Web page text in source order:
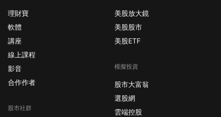
理財寶
軟體
講座
線上課程
影音
合作作者
股市社群
美股放大鏡
美股股市
美股ETF
模擬投資
股市大富翁
選股網
雲端控股